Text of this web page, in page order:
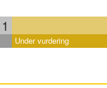
1
Under vurdering